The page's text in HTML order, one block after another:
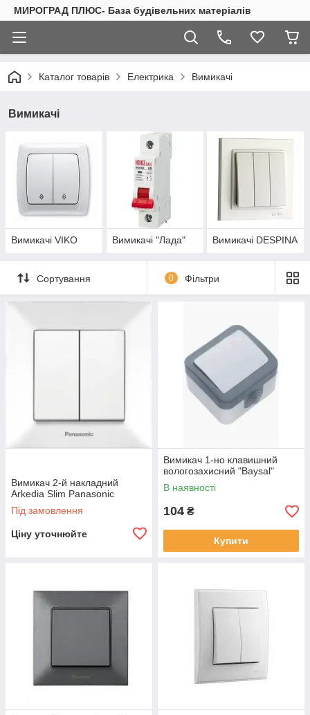
МИРОГРАД ПЛЮС- База будівельних матеріалів
Каталог товарів Електрика Вимикачі
Вимикачі
Вимикачі VIKO Вимикачі "Лада" Вимикачі DESPINA
Сортування 0 Фільтри
Вимикач 2-й накладний
Arkedia Slim Panasonic
Під замовлення
Ціну уточнюйте
Вимикач 1-но клавишний
вологозахисний "Baysal"
В наявності
104 ₴
Купити